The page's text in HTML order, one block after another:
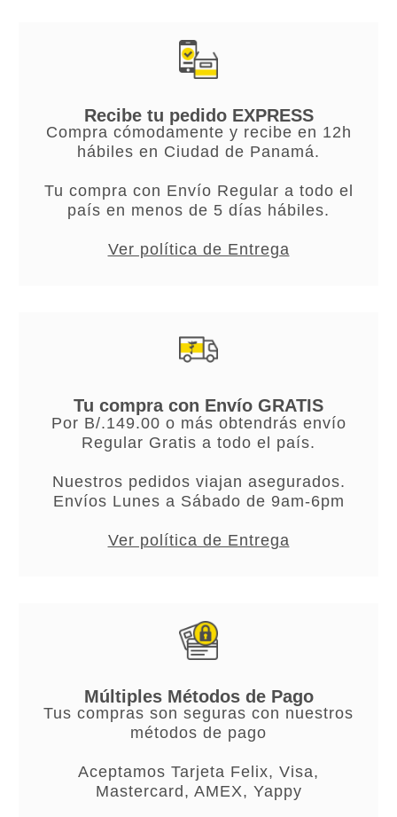
Recibe tu pedido EXPRESS
Compra cómodamente y recibe en 12h
hábiles en Ciudad de Panamá.
Tu compra con Envío Regular a todo el
país en menos de 5 días hábiles.
Ver política de Entrega
Tu compra con Envío GRATIS
Por B/.149.00 o más obtendrás envío
Regular Gratis a todo el país.
Nuestros pedidos viajan asegurados.
Envíos Lunes a Sábado de 9am-6pm
Ver política de Entrega
Múltiples Métodos de Pago
Tus compras son seguras con nuestros
métodos de pago
Aceptamos Tarjeta Felix, Visa,
Mastercard, AMEX, Yappy